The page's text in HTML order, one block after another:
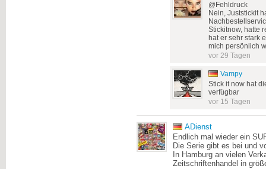
@Fehldruck
Nein, Juststickit
Stickitnow, hatte
hat er sehr stark
mich persönlich
vor 29 Tagen
Vampy
Stick it now hat
verfügbar
vor 15 Tagen
ADienst
Endlich mal wieder ein
Die Serie gibt es bei und
In Hamburg an vielen
Zeitschriftenhandel in